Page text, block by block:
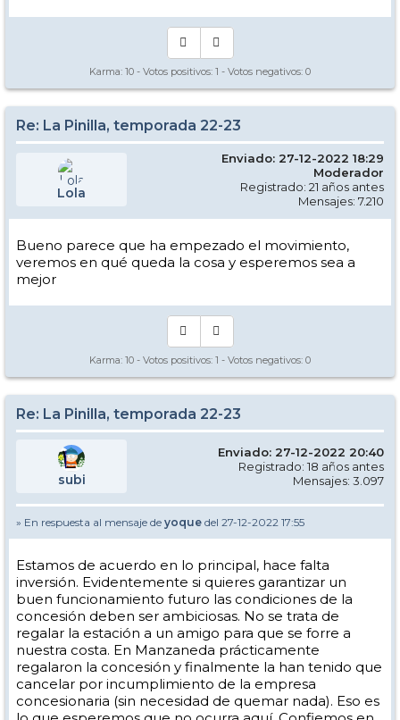
Karma: 10 - Votos positivos: 1 - Votos negativos: 0
Re: La Pinilla, temporada 22-23
Lola
Enviado: 27-12-2022 18:29
Moderador
Registrado: 21 años antes
Mensajes: 7.210
Bueno parece que ha empezado el movimiento,
veremos en qué queda la cosa y esperemos sea a
mejor
Karma: 10 - Votos positivos: 1 - Votos negativos: 0
Re: La Pinilla, temporada 22-23
subi
Enviado: 27-12-2022 20:40
Registrado: 18 años antes
Mensajes: 3.097
» En respuesta al mensaje de yoque del 27-12-2022 17:55
Estamos de acuerdo en lo principal, hace falta
inversión. Evidentemente si quieres garantizar un
buen funcionamiento futuro las condiciones de la
concesión deben ser ambiciosas. No se trata de
regalar la estación a un amigo para que se forre a
nuestra costa. En Manzaneda prácticamente
regalaron la concesión y finalmente la han tenido que
cancelar por incumplimiento de la empresa
concesionaria (sin necesidad de quemar nada). Eso es